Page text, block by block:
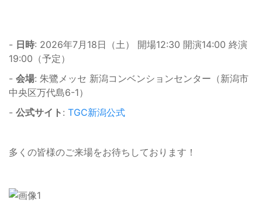
- 日時: 2026年7月18日（土） 開場12:30 開演14:00 終演
19:00（予定）
- 会場: 朱鷺メッセ 新潟コンベンションセンター（新潟市
中央区万代島6-1）
- 公式サイト : TGC新潟公式
多くの皆様のご来場をお待ちしております！